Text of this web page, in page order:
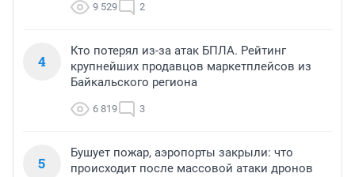
9 529 2
4
Кто потерял из-за атак БПЛА. Рейтинг
крупнейших продавцов маркетплейсов из
Байкальского региона
6 819 3
5
Бушует пожар, аэропорты закрыли: что
происходит после массовой атаки дронов